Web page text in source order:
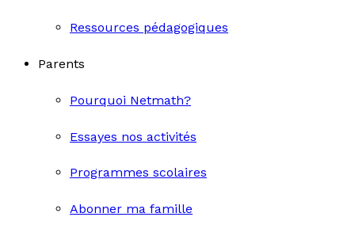
Ressources pédagogiques
Parents
Pourquoi Netmath?
Essayes nos activités
Programmes scolaires
Abonner ma famille